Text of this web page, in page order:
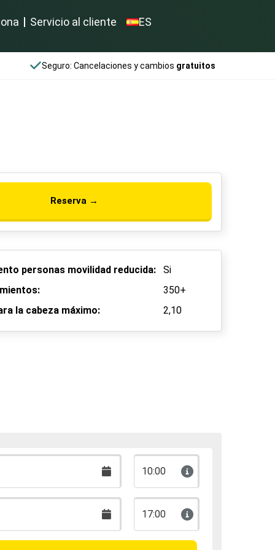
Servicio al cliente ES
Seguro: Cancelaciones y cambios gratuitos
Reserva →
personas movilidad reducida:
Si
350+
la cabeza máximo:
2,10
10:00
17:00